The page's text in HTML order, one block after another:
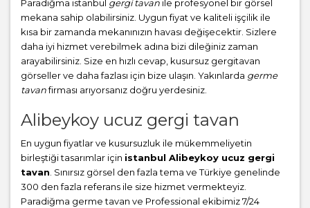
Paradiğma istanbul gergi tavan ile profesyonel bir görsel
mekana sahip olabilirsiniz. Uygun fiyat ve kaliteli işçilik ile
kısa bir zamanda mekanınızın havası değişecektir. Sizlere
daha iyi hizmet verebilmek adına bizi dileğiniz zaman
arayabilirsiniz. Size en hızlı cevap, kusursuz gergitavan
görseller ve daha fazlası için bize ulaşın. Yakınlarda germe
tavanfirması arıyorsanız doğru yerdesiniz.
Alibeykoy ucuz gergi tavan
En uygun fiyatlar ve kusursuzluk ile mükemmeliyetin
birleştiği tasarımlar için istanbul Alibeykoy ucuz gergi
tavan . Sınırsız görsel den fazla tema ve Türkiye genelinde
300 den fazla referans ile size hizmet vermekteyiz.
Paradiğma germe tavan ve Professional ekibimiz 7/24